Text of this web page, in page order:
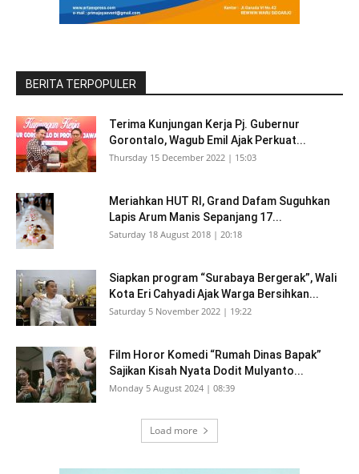
BERITA TERPOPULER
Terima Kunjungan Kerja Pj. Gubernur
Gorontalo, Wagub Emil Ajak Perkuat...
Thursday 15 December 2022 | 15:03
Meriahkan HUT RI, Grand Dafam Suguhkan
Lapis Arum Manis Sepanjang 17...
Saturday 18 August 2018 | 20:18
Siapkan program “Surabaya Bergerak”, Wali
Kota Eri Cahyadi Ajak Warga Bersihkan...
Saturday 5 November 2022 | 19:22
Film Horor Komedi “Rumah Dinas Bapak”
Sajikan Kisah Nyata Dodit Mulyanto...
Monday 5 August 2024 | 08:39
Load more